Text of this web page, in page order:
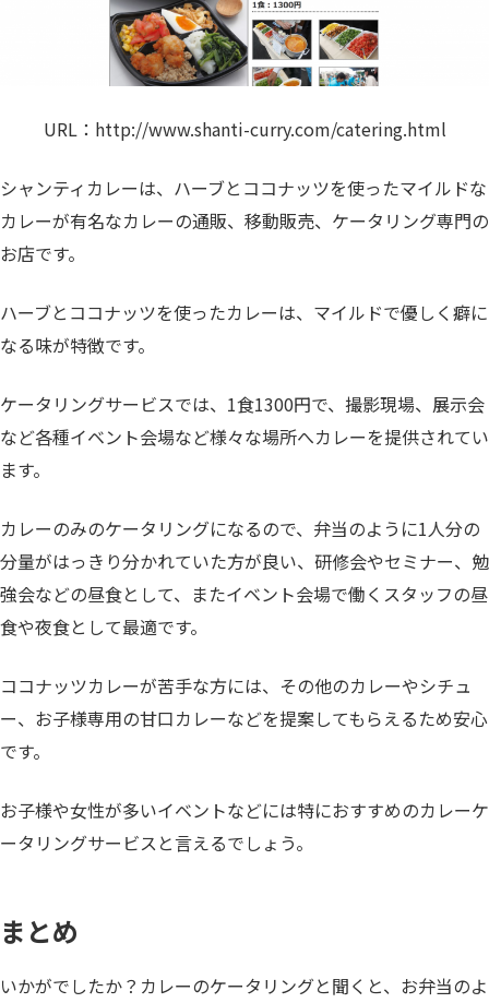
URL： http://www.shanti-curry.com/catering.html
シャンティカレーは、ハーブとココナッツを使ったマイルドな
カレーが有名なカレーの通販、移動販売、ケータリング専門の
お店です。
ハーブとココナッツを使ったカレーは、マイルドで優しく癖に
なる味が特徴です。
ケータリングサービスでは、1食1300円で、撮影現場、展示会
など各種イベント会場など様々な場所へカレーを提供されてい
ます。
カレーのみのケータリングになるので、弁当のように1人分の
分量がはっきり分かれていた方が良い、研修会やセミナー、勉
強会などの昼食として、またイベント会場で働くスタッフの昼
食や夜食として最適です。
ココナッツカレーが苦手な方には、その他のカレーやシチュ
ー、お子様専用の甘口カレーなどを提案してもらえるため安心
です。
お子様や女性が多いイベントなどには特におすすめのカレーケ
ータリングサービスと言えるでしょう。
まとめ
いかがでしたか？カレーのケータリングと聞くと、お弁当のよ